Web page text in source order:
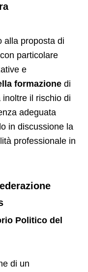
alla proposta di
particolare
e
formazione di
il rischio di
adeguata
in discussione la
professionale in
Politico del
di un